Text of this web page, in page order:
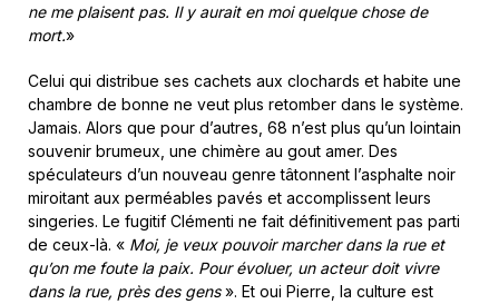
ne me plaisent pas. Il y aurait en moi quelque chose de
mort.»
Celui qui distribue ses cachets aux clochards et habite une
chambre de bonne ne veut plus retomber dans le système.
Jamais. Alors que pour d’autres, 68 n’est plus qu’un lointain
souvenir brumeux, une chimère au gout amer. Des
spéculateurs d’un nouveau genre tâtonnent l’asphalte noir
miroitant aux perméables pavés et accomplissent leurs
singeries. Le fugitif Clémenti ne fait définitivement pas parti
de ceux-là. « Moi, je veux pouvoir marcher dans la rue et
qu’on me foute la paix. Pour évoluer, un acteur doit vivre
dans la rue, près des gens». Et oui Pierre, la culture est